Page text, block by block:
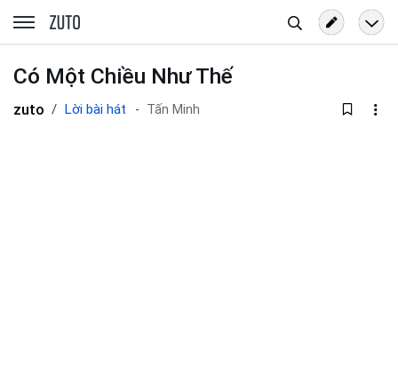
zuto.vn
kiếm
Có Một Chiều Như Thế
zuto Lời bài hát Tấn Minh